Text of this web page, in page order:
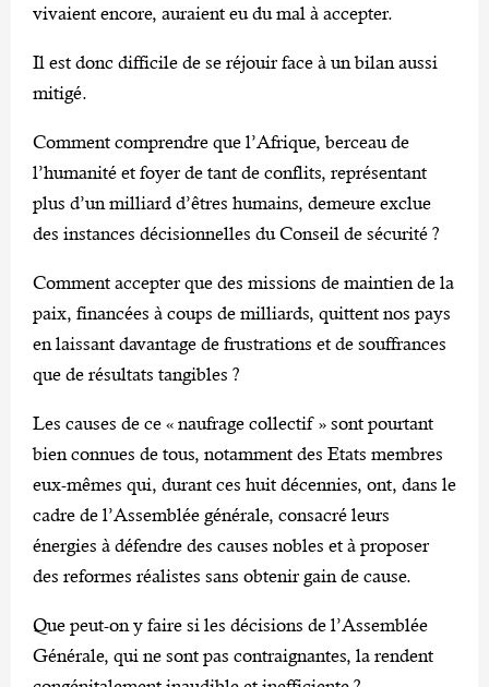
vivaient encore, auraient eu du mal à accepter.
Il est donc difficile de se réjouir face à un bilan aussi
mitigé.
Comment comprendre que l’Afrique, berceau de
l’humanité et foyer de tant de conflits, représentant
plus d’un milliard d’êtres humains, demeure exclue
des instances décisionnelles du Conseil de sécurité ?
Comment accepter que des missions de maintien de la
paix, financées à coups de milliards, quittent nos pays
en laissant davantage de frustrations et de souffrances
que de résultats tangibles ?
Les causes de ce « naufrage collectif » sont pourtant
bien connues de tous, notamment des Etats membres
eux-mêmes qui, durant ces huit décennies, ont, dans le
cadre de l’Assemblée générale, consacré leurs
énergies à défendre des causes nobles et à proposer
des reformes réalistes sans obtenir gain de cause.
Que peut-on y faire si les décisions de l’Assemblée
Générale, qui ne sont pas contraignantes, la rendent